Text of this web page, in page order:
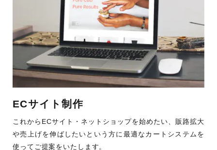
ECサイト制作
これからECサイト・ネットショップを始めたい、販路拡大
や売上げを伸ばしたいという方に最適なカートシステムを
使ってご提案をいたします。